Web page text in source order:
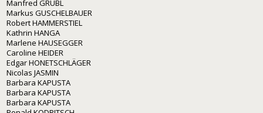
Manfred GRÜBL
Markus GUSCHELBAUER
Robert HAMMERSTIEL
Kathrin HANGA
Marlene HAUSEGGER
Caroline HEIDER
Edgar HONETSCHLÄGER
Nicolas JASMIN
Barbara KAPUSTA
Barbara KAPUSTA
Barbara KAPUSTA